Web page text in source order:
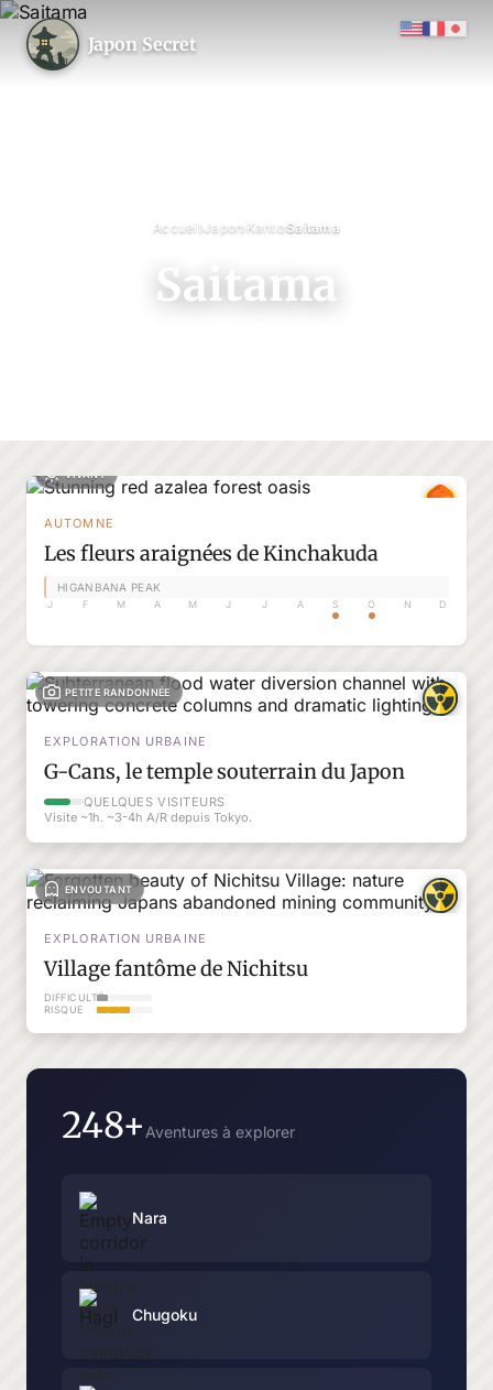
Japon Secret
Accueil›Japon›Kanto›Saitama
Saitama
VIVANT
AUTOMNE
Les fleurs araignées de Kinchakuda
HIGANBANA PEAK
J F M A M J J A S O N D
PETITE RANDONNÉE
EXPLORATION URBAINE
G-Cans, le temple souterrain du Japon
QUELQUES VISITEURS
Visite ~1h. ~3-4h A/R depuis Tokyo.
ENVOUTANT
EXPLORATION URBAINE
Village fantôme de Nichitsu
DIFFICULTÉ
RISQUE
248+ Aventures à explorer
Nara
Chugoku